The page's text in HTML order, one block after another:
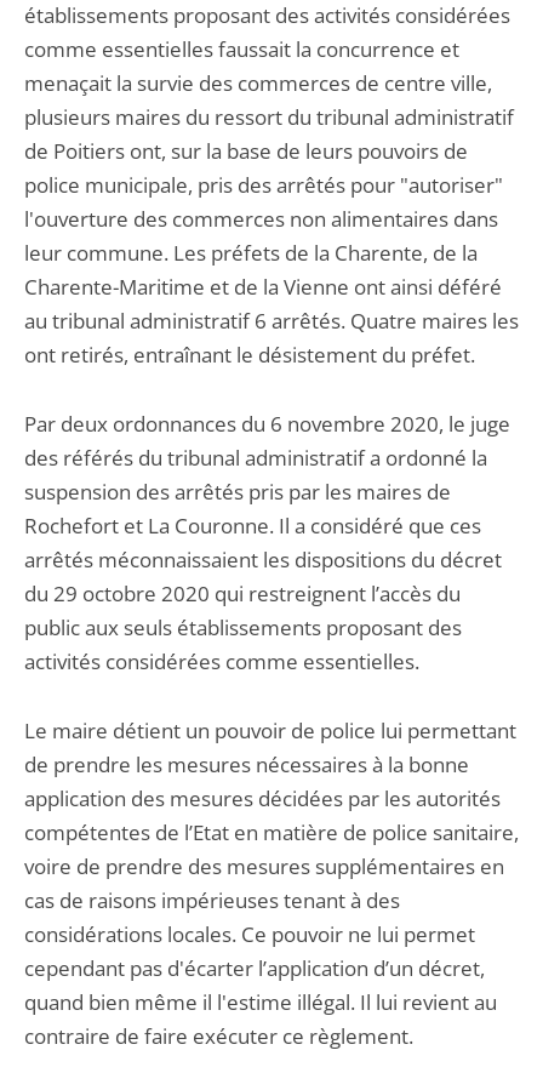
établissements proposant des activités considérées
comme essentielles faussait la concurrence et
menaçait la survie des commerces de centre ville,
plusieurs maires du ressort du tribunal administratif
de Poitiers ont, sur la base de leurs pouvoirs de
police municipale, pris des arrêtés pour "autoriser"
l'ouverture des commerces non alimentaires dans
leur commune. Les préfets de la Charente, de la
Charente-Maritime et de la Vienne ont ainsi déféré
au tribunal administratif 6 arrêtés. Quatre maires les
ont retirés, entraînant le désistement du préfet.
Par deux ordonnances du 6 novembre 2020, le juge
des référés du tribunal administratif a ordonné la
suspension des arrêtés pris par les maires de
Rochefort et La Couronne. Il a considéré que ces
arrêtés méconnaissaient les dispositions du décret
du 29 octobre 2020 qui restreignent l’accès du
public aux seuls établissements proposant des
activités considérées comme essentielles.
Le maire détient un pouvoir de police lui permettant
de prendre les mesures nécessaires à la bonne
application des mesures décidées par les autorités
compétentes de l’Etat en matière de police sanitaire,
voire de prendre des mesures supplémentaires en
cas de raisons impérieuses tenant à des
considérations locales. Ce pouvoir ne lui permet
cependant pas d'écarter l’application d’un décret,
quand bien même il l'estime illégal. Il lui revient au
contraire de faire exécuter ce règlement.